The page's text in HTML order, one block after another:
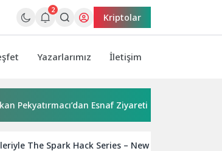
2
Kriptolar
Yazarlarımız İletişim
Esnaf Ziyareti
The Spark Hack Series – New York’a Güç